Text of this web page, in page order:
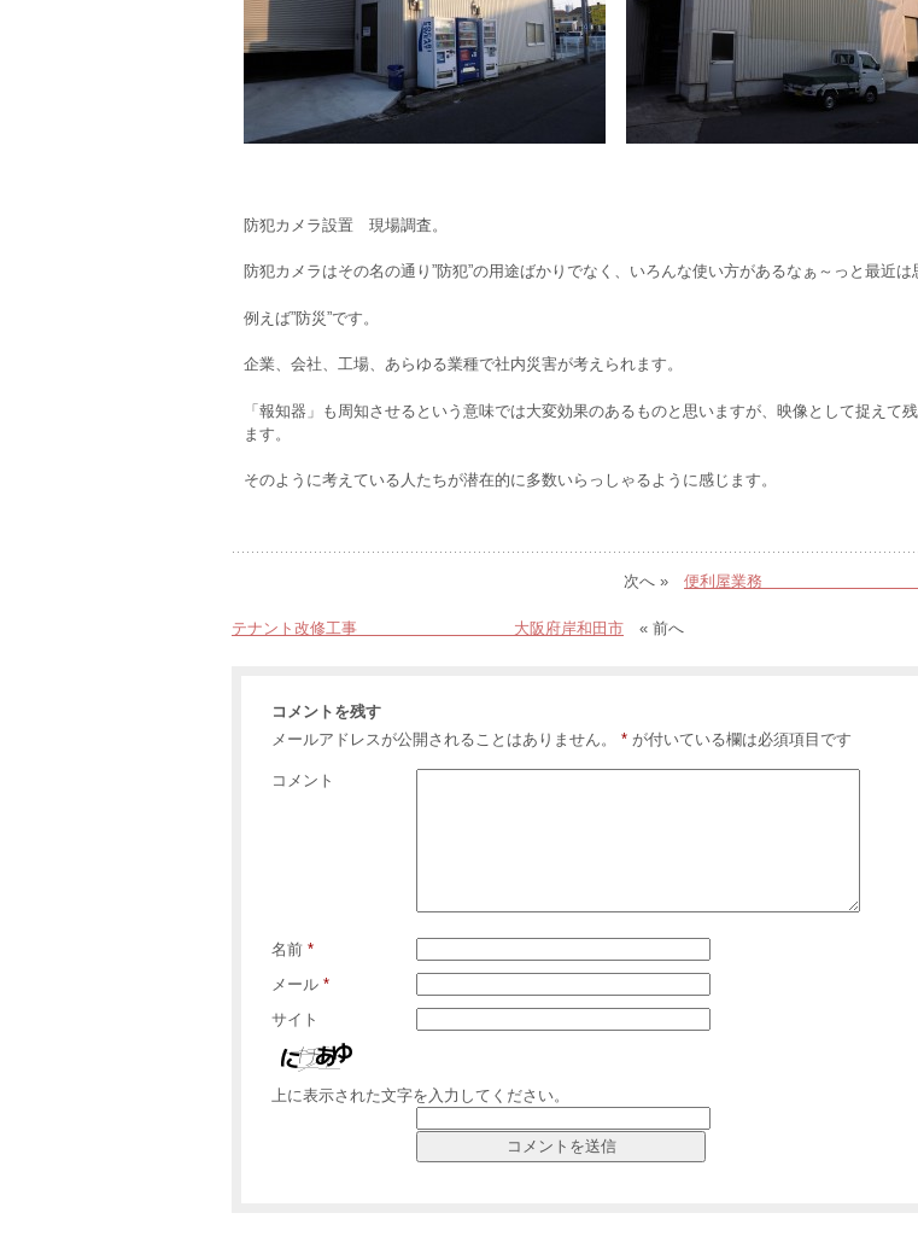
防犯カメラ設置 現場調査。
防犯カメラはその名の通り”防犯”の用途ばかりでなく、いろんな使い方があるなぁ～っと最近は
例えば”防災”です。
企業、会社、工場、あらゆる業種で社内災害が考えられます。
「報知器」も周知させるという意味では大変効果のあるものと思いますが、映像として捉えて
ます。
そのように考えている人たちが潜在的に多数いらっしゃるように感じます。
次へ » 便利屋業務 大阪
テナント改修工事 大阪府岸和田市 « 前へ
コメントを残す
メールアドレスが公開されることはありません。
* が付いている欄は必須項目です
コメント
名前 *
メール *
サイト
上に表示された文字を入力してください。